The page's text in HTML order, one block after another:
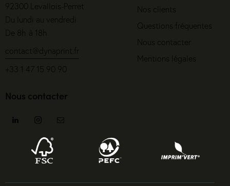
92300 Levallois-Perret
Du lundi au vendredi
De 8h à 18h
contact@dynaprint.fr
+33 1 47 15 90 90
Nos clients
Questions fréquentes
Nous contacter
Mentions légales
Nous contacter